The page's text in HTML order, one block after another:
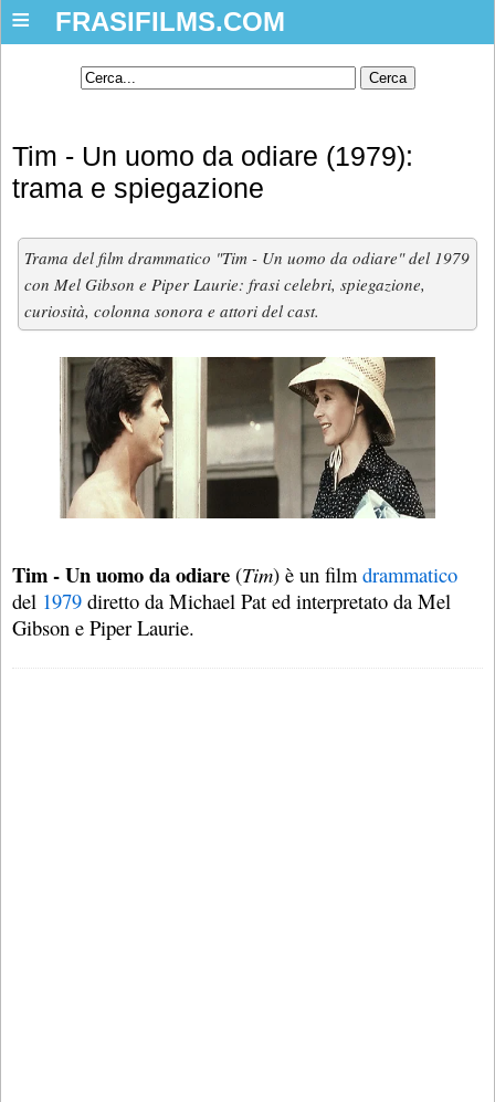
FRASIFILMS.COM
≡
Tim - Un uomo da odiare (1979):
trama e spiegazione
Trama del film drammatico "Tim - Un uomo da odiare" del 1979
con Mel Gibson e Piper Laurie: frasi celebri, spiegazione,
curiosità, colonna sonora e attori del cast.
Tim - Un uomo da odiare (Tim) è un filmdrammatico
del 1979 diretto da Michael Pat ed interpretato da Mel
Gibson e Piper Laurie.